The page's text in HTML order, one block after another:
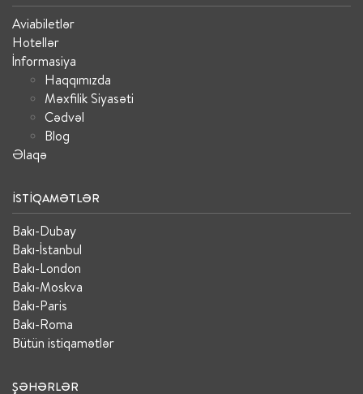
Aviabiletlər
Hotellər
İnformasiya
Haqqımızda
Məxfilik Siyasəti
Cədvəl
Blog
Əlaqə
İSTIQAMƏTLƏR
Bakı-Dubay
Bakı-İstanbul
Bakı-London
Bakı-Moskva
Bakı-Paris
Bakı-Roma
Bütün istiqamətlər
ŞƏHƏRLƏR